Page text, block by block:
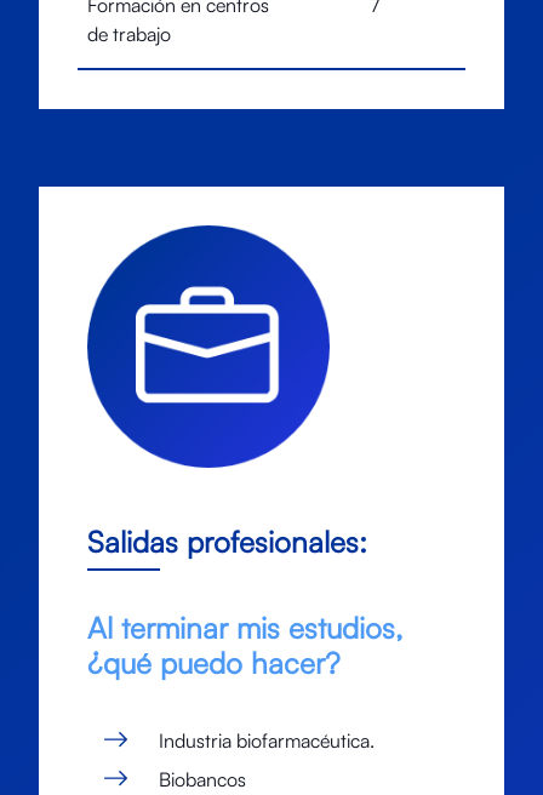
de trabajo
Salidas profesionales:
Al terminar mis estudios,
¿qué puedo hacer?
Industria biofarmacéutica.
Biobancos